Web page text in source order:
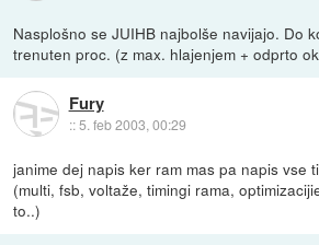
Nasplošno se JUIHB najbolše navijajo. Do
trenuten proc. (z max. hlajenjem + odprto
Fury
::5. feb 2003, 00:29
janime dej napis ker ram mas pa napis vse
(multi, fsb, voltaže, timingi rama,
to..)